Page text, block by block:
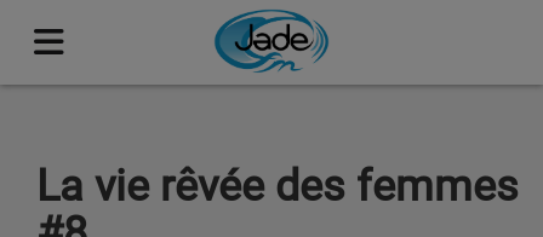
La vie rêvée des femmes